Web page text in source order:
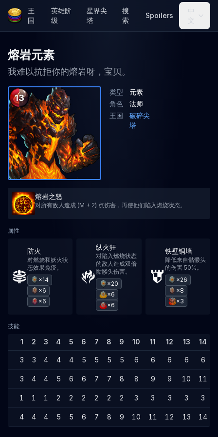
王
国
英雄阶
级
星界尖
塔
搜
索
Spoilers
中
文
熔岩元素
我难以抗拒你的熔岩呀，宝贝。
13
类型
元素
角色
法师
王国
破碎尖
塔
熔岩之怒
对所有敌人造成 (M + 2) 点伤害，再使他们陷入燃烧状态。
属性
防火
对燃烧和妖火状
态效果免疫。
×14
×6
×6
纵火狂
对陷入燃烧状态
的敌人造成双倍
骷髅头伤害。
×20
×6
×6
铁壁铜墙
降低来自骷髅头
的伤害 50%。
×26
×8
×3
技能
1 2 3 4 5 6 7 8 9 10 11 12 13 14
3 3 4 4 4 5 5 5 5 6 6 6 6 6
3 4 4 5 6 6 7 7 8 8 9 9 10 11
1 1 1 2 2 2 2 2 2 3 3 3 3 3
4 4 4 5 5 6 7 8 9 10 11 12 13 14